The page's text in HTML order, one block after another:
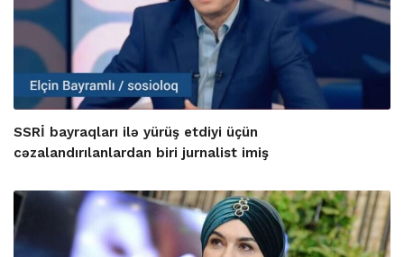
SSRİ bayraqları ilə yürüş etdiyi üçün
cəzalandırılanlardan biri jurnalist imiş